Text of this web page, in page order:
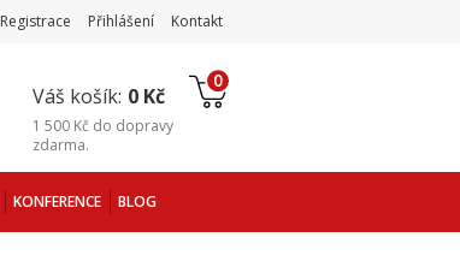
Registrace Přihlášení Kontakt
Váš košík: 0 Kč
0
1 500 Kč do dopravy
zdarma.
KONFERENCE BLOG